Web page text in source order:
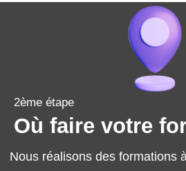
2ème étape
Où faire votre
Nous réalisons des formations